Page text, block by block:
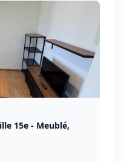
15e - Meublé,